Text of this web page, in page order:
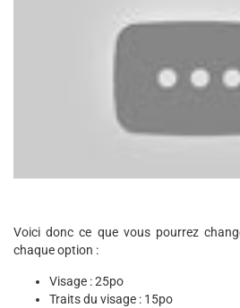
Voici donc ce que vous pourrez
chaque option :
Visage : 25po
Traits du visage : 15po